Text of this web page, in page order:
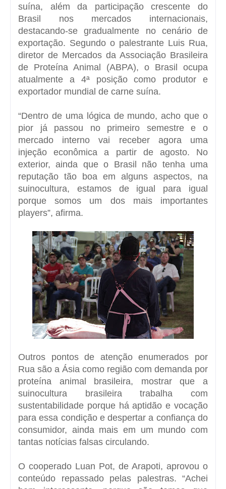
suína, além da participação crescente do
Brasil nos mercados internacionais,
destacando-se gradualmente no cenário de
exportação. Segundo o palestrante Luis Rua,
diretor de Mercados da Associação Brasileira
de Proteína Animal (ABPA), o Brasil ocupa
atualmente a 4ª posição como produtor e
exportador mundial de carne suína.
“Dentro de uma lógica de mundo, acho que o
pior já passou no primeiro semestre e o
mercado interno vai receber agora uma
injeção econômica a partir de agosto. No
exterior, ainda que o Brasil não tenha uma
reputação tão boa em alguns aspectos, na
suinocultura, estamos de igual para igual
porque somos um dos mais importantes
players”, afirma.
Outros pontos de atenção enumerados por
Rua são a Ásia como região com demanda por
proteína animal brasileira, mostrar que a
suinocultura brasileira trabalha com
sustentabilidade porque há aptidão e vocação
para essa condição e despertar a confiança do
consumidor, ainda mais em um mundo com
tantas notícias falsas circulando.
O cooperado Luan Pot, de Arapoti, aprovou o
conteúdo repassado pelas palestras. “Achei